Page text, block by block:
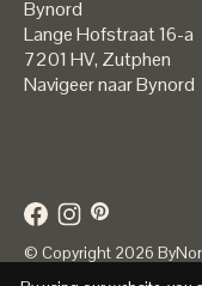
Bynord
Lange Hofstraat 16-a
7201 HV, Zutphen
Navigeer naar Bynord
© Copyright 2026